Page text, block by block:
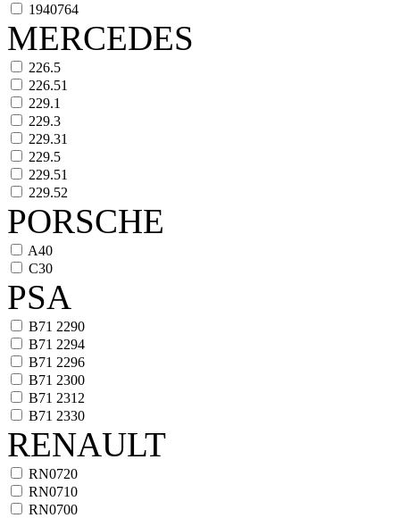
1940764
MERCEDES
226.5
226.51
229.1
229.3
229.31
229.5
229.51
229.52
PORSCHE
A40
C30
PSA
B71 2290
B71 2294
B71 2296
B71 2300
B71 2312
B71 2330
RENAULT
RN0720
RN0710
RN0700